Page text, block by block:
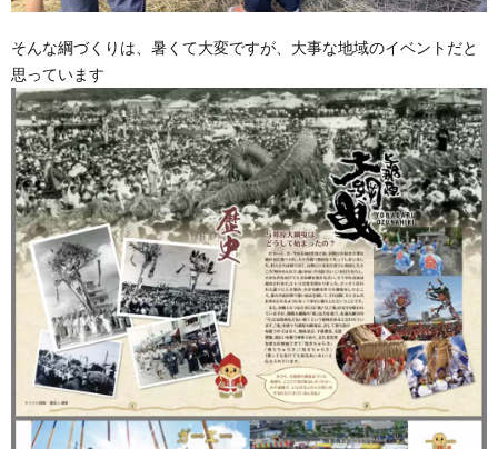
そんな綱づくりは、暑くて大変ですが、大事な地域のイベントだと
思っています